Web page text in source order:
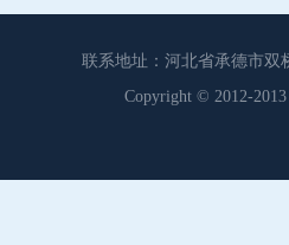
联系地址：河北省承德市双
Copyright © 2012-